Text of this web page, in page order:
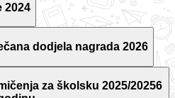
2024
dodjela nagrada 2026
za školsku 2025/20256